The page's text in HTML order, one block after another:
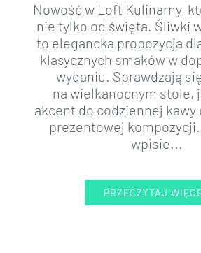
Nowość w Loft Kulinarny,
nie tylko od święta. Śliwki
to elegancka propozycja
klasycznych smaków w
wydaniu. Sprawdzają
na wielkanocnym stole,
akcent do codziennej kawy
prezentowej
wpisie...
PRZECZYTAJ